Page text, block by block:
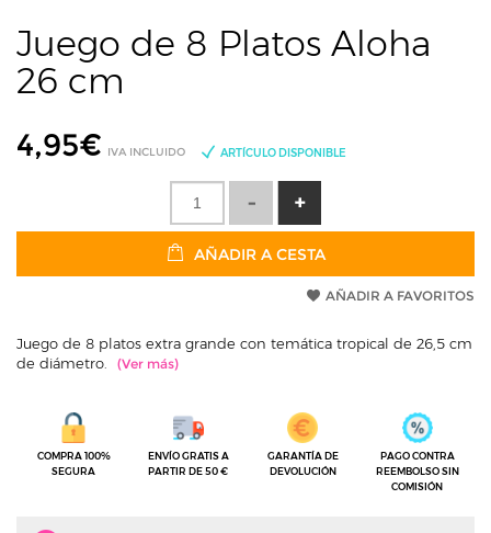
Juego de 8 Platos Aloha
26 cm
4,95€ IVA INCLUIDO ARTÍCULO DISPONIBLE
AÑADIR A CESTA
AÑADIR A FAVORITOS
Juego de 8 platos extra grande con temática tropical de 26,5 cm
de diámetro.
COMPRA 100%
SEGURA
ENVÍO GRATIS A
PARTIR DE 50 €
GARANTÍA DE
DEVOLUCIÓN
PAGO CONTRA
REEMBOLSO SIN
COMISIÓN